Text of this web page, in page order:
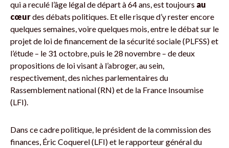
qui a reculé l’âge légal de départ à 64 ans, est toujours au
cœurdes débats politiques. Et elle risque d’y rester encore
quelques semaines, voire quelques mois, entre le débat sur le
projet de loi de financement de la sécurité sociale (PLFSS) et
l’étude – le 31 octobre, puis le 28 novembre – de deux
propositions de loi visant à l’abroger, au sein,
respectivement, des niches parlementaires du
Rassemblement national (RN) et de la France Insoumise
(LFI).
Dans ce cadre politique, le président de la commission des
finances, Éric Coquerel (LFI) et le rapporteur général du